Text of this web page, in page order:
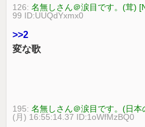
126:名無しさん＠涙目です。(茸)
99 ID:UUQdYxmx0
>>2
変な歌
195:名無しさん＠涙目です。(日本
(月) 16:55:14.37 ID:1oWfMzBQ0